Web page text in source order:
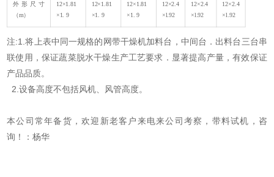
外形尺寸
（m）
12×1.81
×1. 9
12×1.81
×1. 9
12×1.81
×1. 9
12×2.4
×l.92
12×2.4
×l.92
12×2.4
×l.92
注:1.将上表中同一规格的网带干燥机加料台，中间台．出料台三台串
联使用，保证蔬菜脱水干燥生产工艺要求．显著提高产量，有效保证
产品品质。
2.设备高度不包括风机、风管高度。
本公司常年备货，欢迎新老客户来电来公司考察，带料试机，咨
询！：杨华